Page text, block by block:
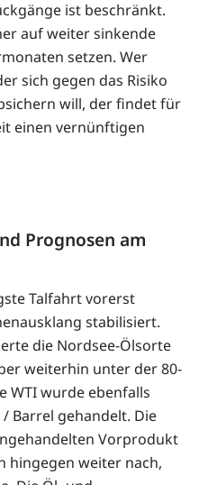
ist beschränkt.
auf weiter sinkende
setzen. Wer
sich gegen das Risiko
will, der findet für
einen vernünftigen
Prognosen am
Talfahrt vorerst
stabilisiert.
die Nordsee-Ölsorte
weiterhin unter der 80-
WTI wurde ebenfalls
Barrel gehandelt. Die
Vorprodukt
hingegen weiter nach,